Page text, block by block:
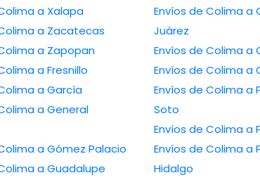
Envíos de Colima a Xalapa
Envíos de Colima a Zacatecas
Envíos de Colima a Zapopan
Envíos de Colima a Fresnillo
Envíos de Colima a García
a General
Envíos de Colima a Gómez Palacio
Envíos de Colima a Guadalupe
Envíos de Colima a Oaxaca de
Juárez
Envíos de Colima a Pachuca de
Soto
Envíos de Colima a Poza Rica de
Hidalgo